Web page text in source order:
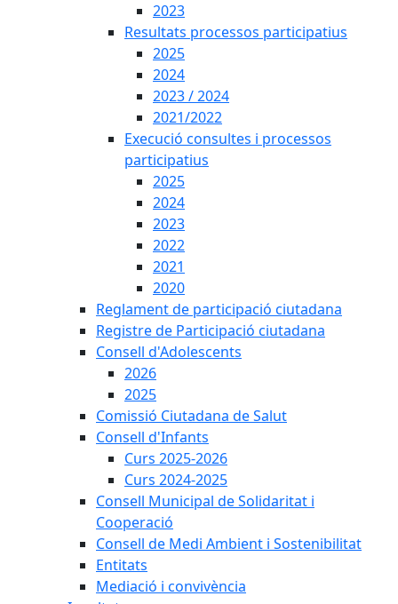
2023
Resultats processos participatius
2025
2024
2023 / 2024
2021/2022
Execució consultes i processos
participatius
2025
2024
2023
2022
2021
2020
Reglament de participació ciutadana
Registre de Participació ciutadana
Consell d'Adolescents
2026
2025
Comissió Ciutadana de Salut
Consell d'Infants
Curs 2025-2026
Curs 2024-2025
Consell Municipal de Solidaritat i
Cooperació
Consell de Medi Ambient i Sostenibilitat
Entitats
Mediació i convivència